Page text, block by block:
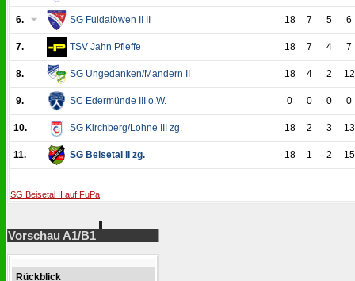
6. SG Fuldalöwen II II 18 7 5 6
7. TSV Jahn Pfieffe 18 7 4 7
8. SG Ungedanken/Mandern II 18 4 2 12
9. SC Edermünde III o.W. 0 0 0 0
10. SG Kirchberg/Lohne III zg. 18 2 3 13
11. SG Beisetal II zg. 18 1 2 15
SG Beisetal II auf FuPa
Vorschau A1/B1
Rückblick